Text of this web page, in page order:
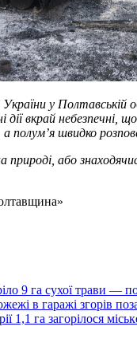
у
дії вкрай
а полум’я швидко
природі, або
9 га сухої трави —
в гаражі згорів
1,1 га загорілося